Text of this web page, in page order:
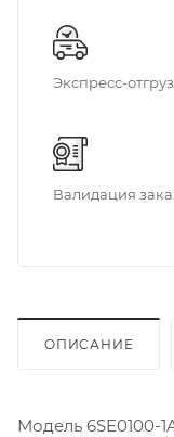
Экспресс-
Валидация
ОПИСАНИЕ
Модель 6SE0100-